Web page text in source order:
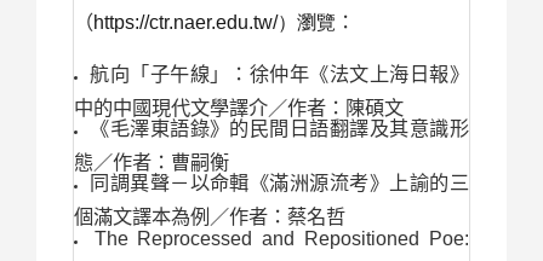
（https://ctr.naer.edu.tw/）瀏覽 ：
航向「子午線」：徐仲年《法文上海日報》
中的中國現代文學譯介／作者：陳碩文
《毛澤東語錄》的民間日語翻譯及其意識形
態／作者：曹嗣衡
同調異聲－以命輯《滿洲源流考》上諭的三
個滿文譯本為例／作者：蔡名哲
The Reprocessed and Repositioned Poe: